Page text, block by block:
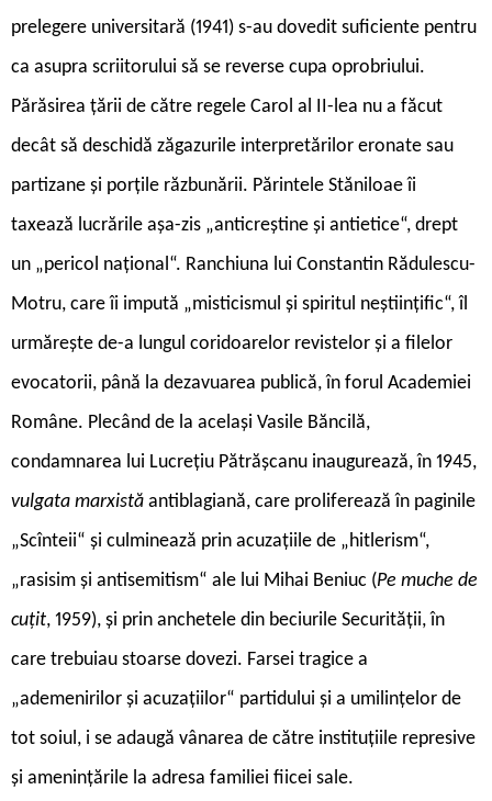
prelegere universitară (1941) s-au dovedit suficiente pentru
ca asupra scriitorului să se reverse cupa oprobriului.
Părăsirea țării de către regele Carol al II-lea nu a făcut
decât să deschidă zăgazurile interpretărilor eronate sau
partizane și porțile răzbunării. Părintele Stăniloae îi
taxează lucrările așa-zis „anticreștine și antietice“, drept
un „pericol național“. Ranchiuna lui Constantin Rădulescu-
Motru, care îi impută „misticismul și spiritul neștiințific“, îl
urmărește de-a lungul coridoarelor revistelor și a filelor
evocatorii, până la dezavuarea publică, în forul Academiei
Române. Plecând de la același Vasile Băncilă,
condamnarea lui Lucrețiu Pătrășcanu inaugurează, în 1945,
vulgata marxistă antiblagiană, care proliferează în paginile
„Scînteii“ și culminează prin acuzațiile de „hitlerism“,
„rasisim și antisemitism“ ale lui Mihai Beniuc (Pe muche de
cuțit, 1959), și prin anchetele din beciurile Securității, în
care trebuiau stoarse dovezi. Farsei tragice a
„ademenirilor și acuzațiilor“ partidului și a umilințelor de
tot soiul, i se adaugă vânarea de către instituțiile represive
și amenințările la adresa familiei fiicei sale.